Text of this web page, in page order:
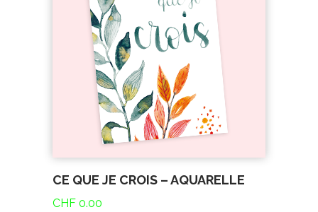
CE QUE JE CROIS – AQUARELLE
CHF 0.00